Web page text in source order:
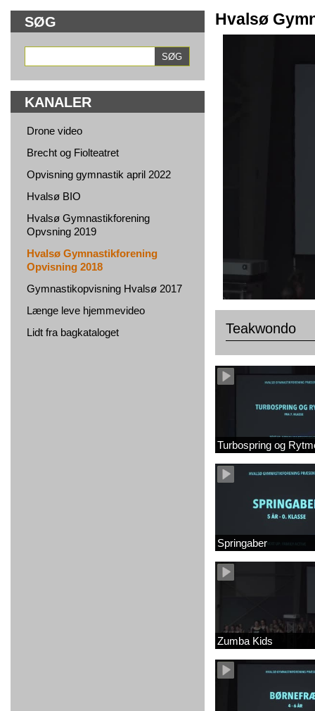
SØG
KANALER
Drone video
Brecht og Fiolteatret
Opvisning gymnastik april 2022
Hvalsø BIO
Hvalsø Gymnastikforening
Opvsning 2019
Hvalsø Gymnastikforening
Opvisning 2018
Gymnastikopvisning Hvalsø 2017
Længe leve hjemmevideo
Lidt fra bagkataloget
Hvalsø
Teakwondo
Turbospring og
Springaber
Zumba Kids